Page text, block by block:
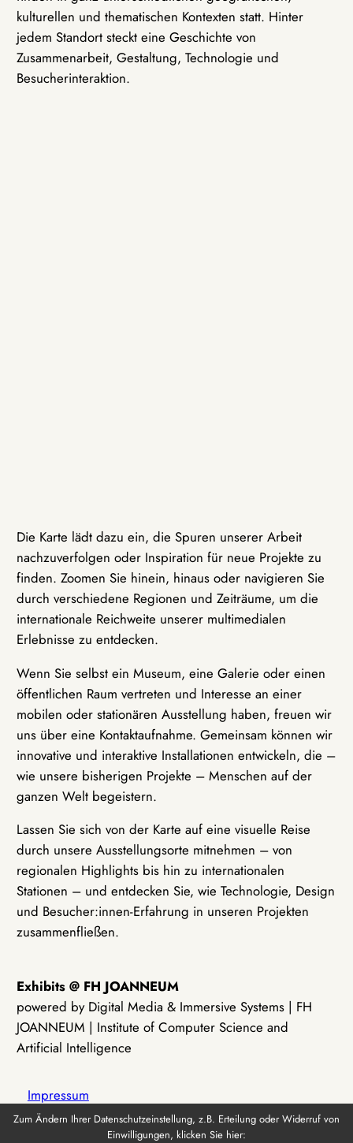
kulturellen und thematischen Kontexten statt. Hinter
jedem Standort steckt eine Geschichte von
Zusammenarbeit, Gestaltung, Technologie und
Besucherinteraktion.
Die Karte lädt dazu ein, die Spuren unserer Arbeit
nachzuverfolgen oder Inspiration für neue Projekte zu
finden. Zoomen Sie hinein, hinaus oder navigieren Sie
durch verschiedene Regionen und Zeiträume, um die
internationale Reichweite unserer multimedialen
Erlebnisse zu entdecken.
Wenn Sie selbst ein Museum, eine Galerie oder einen
öffentlichen Raum vertreten und Interesse an einer
mobilen oder stationären Ausstellung haben, freuen wir
uns über eine Kontaktaufnahme. Gemeinsam können wir
innovative und interaktive Installationen entwickeln, die –
wie unsere bisherigen Projekte – Menschen auf der
ganzen Welt begeistern.
Lassen Sie sich von der Karte auf eine visuelle Reise
durch unsere Ausstellungsorte mitnehmen – von
regionalen Highlights bis hin zu internationalen
Stationen – und entdecken Sie, wie Technologie, Design
und Besucher:innen-Erfahrung in unseren Projekten
zusammenfließen.
Exhibits @ FH JOANNEUM
powered by Digital Media & Immersive Systems | FH
JOANNEUM | Institute of Computer Science and
Artificial Intelligence
Impressum
Zum Ändern Ihrer Datenschutzeinstellung, z.B. Erteilung oder Widerruf von
Einwilligungen, klicken Sie hier: